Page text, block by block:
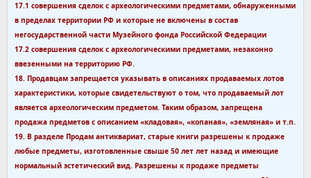
17.1 совершения сделок с археологическими предметами, обнаруженными
в пределах территории РФ и которые не включены в состав
негосударственной части Музейного фонда Российской Федерации
17.2 совершения сделок с археологическими предметами, незаконно
ввезенными на территорию РФ.
18. Продавцам запрещается указывать в описаниях продаваемых лотов
характеристики, которые свидетельствуют о том, что продаваемый лот
является археологическим предметом. Таким образом, запрещена
продажа предметов с описанием «кладовая», «копаная», «земляная» и т.п.
19. В разделе Продам антиквариат, старые книги разрешены к продаже
любые предметы, изготовленные свыше 50 лет лет назад и имеющие
нормальный эстетический вид. Разрешены к продаже предметы